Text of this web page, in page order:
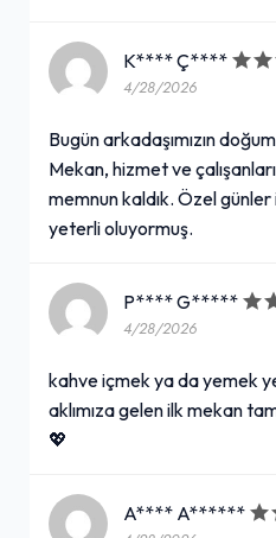
K**** Ç****
4/28/2026
Bugün arkadaşımızın
Mekan, hizmet ve
memnun kaldık. Özel
yeterli oluyormuş.
P**** G*****
4/28/2026
kahve içmek ya da yemek
aklımıza gelen ilk mekan
💖
A**** A******